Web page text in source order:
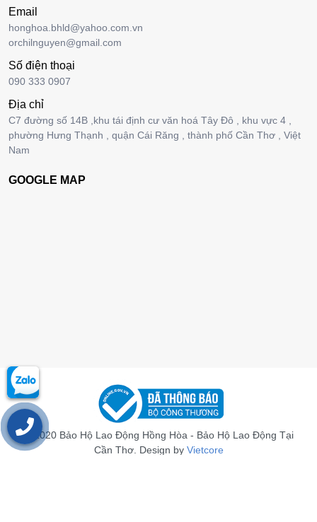
Email
honghoa.bhld@yahoo.com.vn
orchilnguyen@gmail.com
Số điện thoại
090 333 0907
Địa chỉ
C7 đường số 14B ,khu tái định cư văn hoá Tây Đô , khu vực 4 ,
phường Hưng Thạnh , quận Cái Răng , thành phố Cần Thơ , Việt
Nam
GOOGLE MAP
© 2020 Bảo Hộ Lao Động Hồng Hòa - Bảo Hộ Lao Động Tại
Cần Thơ. Design by Vietcore